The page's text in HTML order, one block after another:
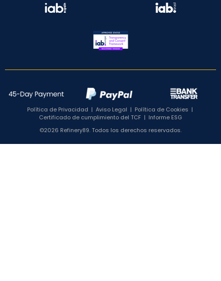
Política de Privacidad | Aviso Legal | Política de Cookies |
Certificado de cumplimiento del TCF | Informe ESG
©2026 Refinery89. Todos los derechos reservados.